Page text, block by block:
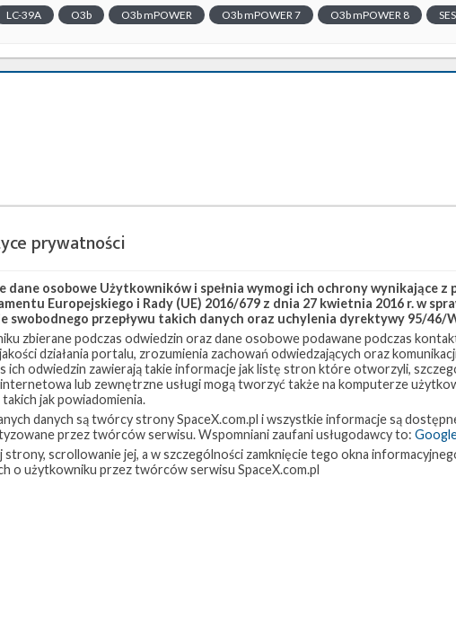
LC-39A O3b O3b mPOWER O3b mPOWER 7 O3b mPOWER 8 SES
prywatności
dane osobowe Użytkowników i spełnia wymogi ich ochrony wynikające
Europejskiego i Rady (UE) 2016/679 z dnia 27 kwietnia 2016 r. w
swobodnego przepływu takich danych oraz uchylenia dyrektywy 95/46/
zbierane podczas odwiedzin oraz dane osobowe podawane podczas
działania portalu, zrozumienia zachowań odwiedzających oraz
ich odwiedzin zawierają takie informacje jak listę stron które otworzyli,
internetowa lub zewnętrzne usługi mogą tworzyć także na komputerze
jak powiadomienia.
danych są twórcy strony SpaceX.com.pl i wszystkie informacje są
przez twórców serwisu. Wspomniani zaufani usługodawcy to:
strony, scrollowanie jej, a w szczególności zamknięcie tego okna
o użytkowniku przez twórców serwisu SpaceX.com.pl